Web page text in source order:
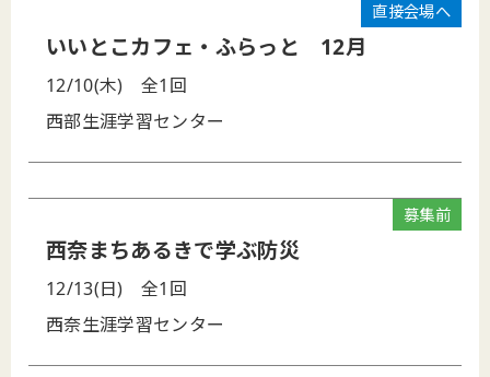
直接会場へ
いいとこカフェ・ふらっと 12月
12/10(木)
全1回
西部生涯学習センター
募集前
西奈まちあるきで学ぶ防災
12/13(日)
全1回
西奈生涯学習センター